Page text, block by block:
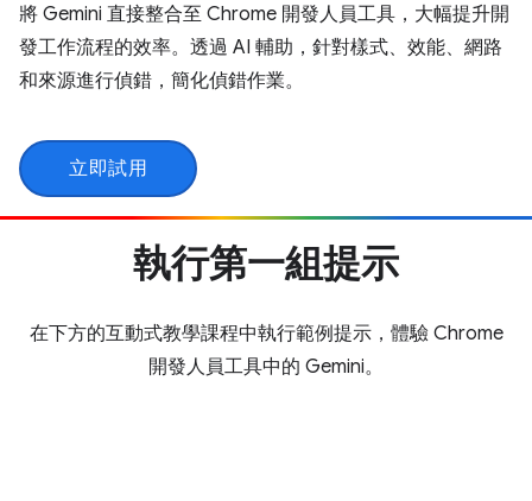
將 Gemini 直接整合至 Chrome 開發人員工具，大幅提升開
發工作流程的效率。透過 AI 輔助，針對樣式、效能、網路
和來源進行偵錯，簡化偵錯作業。
立即試用
執行第一組提示
在下方的互動式教學課程中執行範例提示，體驗 Chrome
開發人員工具中的 Gemini。